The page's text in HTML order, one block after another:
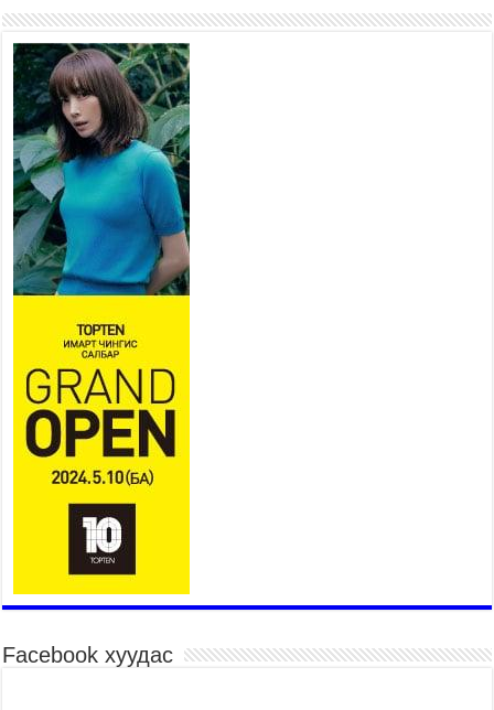
2026 оны 7 сар 15 / 11 цаг 22 минут
Наадмын амралтын өдрүүдэд
нийслэлийн эрүүл мэндийн
байгууллагууд дараах
хуваарийн дагуу ажиллана
2026 оны 7 сар 15 / 11 цаг 18 минут
Үндэсний их баяр наадам
эхэллээ
2026 оны 7 сар 15 / 11 цаг 14 минут
Үер усны аюулаас сэргийлж, нийслэлийн Онцгой
байдлын газрын 162 алба хаагч үүрэг гүйцэтгэж
2026 оны 7 сар 15 / 11 цаг 07 минут
Үндэсний их сурын харваанд 850 харваач цэц
мэргэнээ сорьж байна
2026 оны 7 сар 15 / 11 цаг 03 минут
Төв цэнгэлдэхийн эргэн тойронд
2026 оны 7 сар 15 / 10 цаг 58 минут
Үндэсний их баяр наадмын шагайн харваа
насанд хүрэгчдийн багийн харваагаар
үргэлжилж байна
2026 оны 7 сар 15 / 10 цаг 52 минут
Үндэсний их баяр наадмын хүчит бөхийн
Facebook хуудас